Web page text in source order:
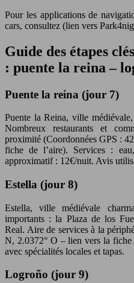
Pour les applications de
cars, consultez (lien vers
Guide des étapes
: puente la reina –
Puente la reina (jour 7)
Puente la Reina, ville
Nombreux restaurants et
proximité (Coordonnées GPS :
fiche de l’aire). Services :
approximatif : 12€/nuit. Avis
Estella (jour 8)
Estella, ville médiévale
importants : la Plaza de los
Real. Aire de services à la
N, 2.0372° O – lien vers la fiche
avec spécialités locales et tapas.
Logroño (jour 9)